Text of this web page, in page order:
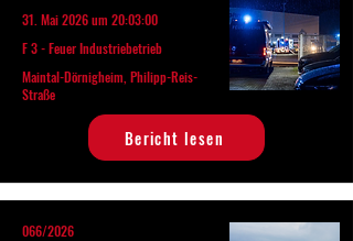
31. Mai 2026 um 20:03:00
F 3 - Feuer Industriebetrieb
Maintal-Dörnigheim, Philipp-Reis-
Straße
Bericht lesen
066/2026